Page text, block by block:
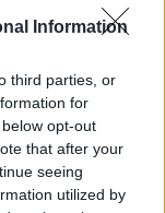
Information
third parties, or
for
opt-out
that after your
seeing
utilized by